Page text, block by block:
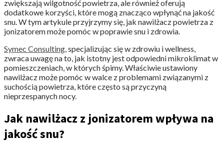
zwiększają wilgotność powietrza, ale również oferują
dodatkowe korzyści, które mogą znacząco wpłynąć na jakość
snu. W tym artykule przyjrzymy się, jak nawilżacz powietrza z
jonizatorem może pomóc w poprawie snu i zdrowia.
Symec Consulting, specjalizując się w zdrowiu i wellness,
zwraca uwagę na to, jak istotny jest odpowiedni mikroklimat w
pomieszczeniach, w których śpimy. Właściwie ustawiony
nawilżacz może pomóc w walce z problemami związanymi z
suchością powietrza, które często są przyczyną
nieprzespanych nocy.
Jak nawilżacz z jonizatorem wpływa na
jakość snu?